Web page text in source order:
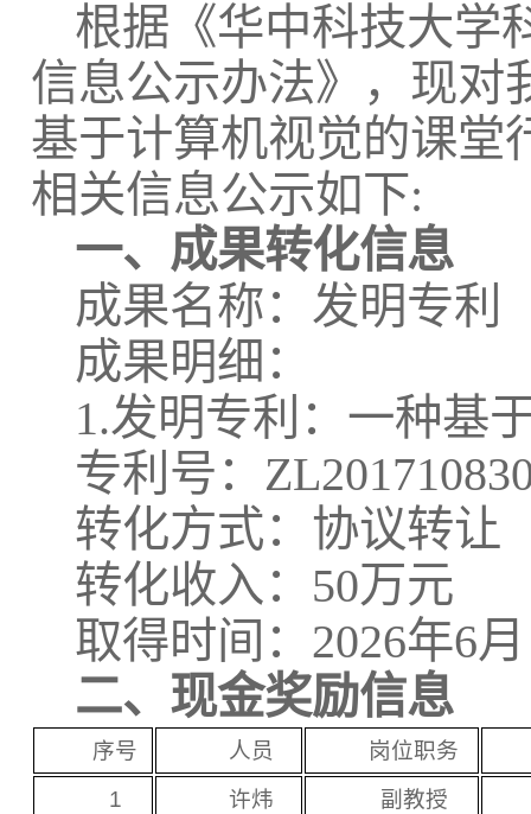
根据《华中科技大学
信息公示办法》，现对
基于计算机视觉的课堂
相关信息公示如下:
一、成果转化信息
成果名称：发明专利
成果明细：
1.发明专利：一种基
专利号：
转化方式：协议转让
转化收入：50万元
取得时间：2026年6月
二、现金奖励信息
序号 人员
岗位职务
1
许炜
副教授